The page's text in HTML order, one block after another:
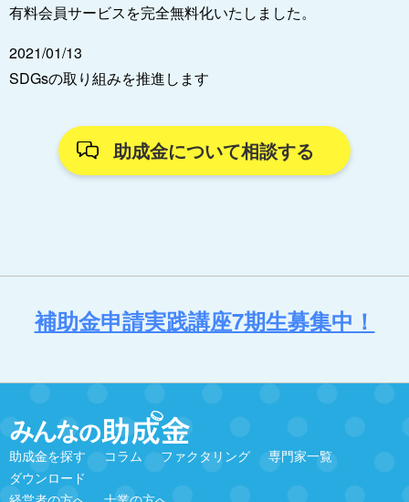
有料会員サービスを完全無料化いたしました。
2021/01/13
SDGsの取り組みを推進します
助成金について相談する
補助金申請実践講座7期生募集中！
助成金を探す コラム ファクタリング
専門家一覧
ダウンロード